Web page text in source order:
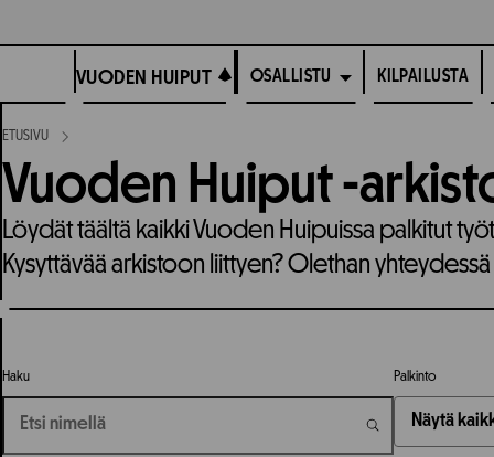
suoraan
VUODEN HUIPUT
VUODEN HUIPUT OSALLISTU KILPAILUSTA
ETUSIVU
Vuoden Huiput -
Löydät täältä kaikki Vuoden Huipuissa palkitut
Kysyttävää arkistoon liittyen? Olethan
Haku Palkinto